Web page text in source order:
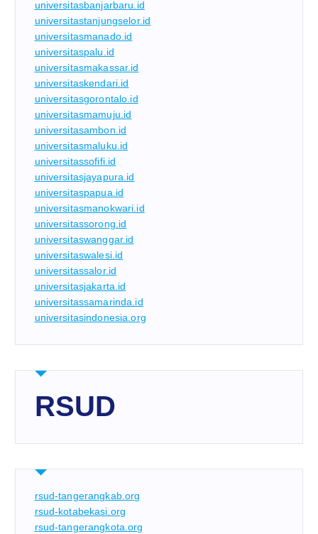
universitasbanjarbaru.id
universitastanjungselor.id
universitasmanado.id
universitaspalu.id
universitasmakassar.id
universitaskendari.id
universitasgorontalo.id
universitasmamuju.id
universitasambon.id
universitasmaluku.id
universitassofifi.id
universitasjayapura.id
universitaspapua.id
universitasmanokwari.id
universitassorong.id
universitaswanggar.id
universitaswalesi.id
universitassalor.id
universitasjakarta.id
universitassamarinda.id
universitasindonesia.org
RSUD
rsud-tangerangkab.org
rsud-kotabekasi.org
rsud-tangerangkota.org